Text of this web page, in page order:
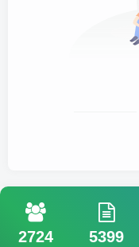
2724
5399